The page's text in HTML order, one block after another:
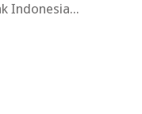
Indonesia...